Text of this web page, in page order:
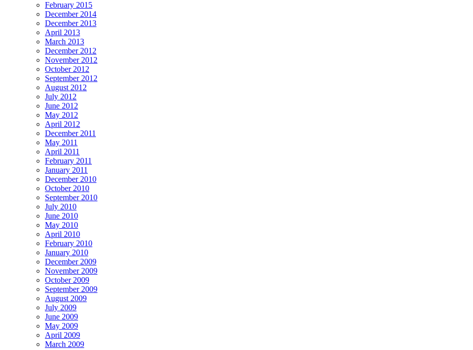
February 2015
December 2014
December 2013
April 2013
March 2013
December 2012
November 2012
October 2012
September 2012
August 2012
July 2012
June 2012
May 2012
April 2012
December 2011
May 2011
April 2011
February 2011
January 2011
December 2010
October 2010
September 2010
July 2010
June 2010
May 2010
April 2010
February 2010
January 2010
December 2009
November 2009
October 2009
September 2009
August 2009
July 2009
June 2009
May 2009
April 2009
March 2009